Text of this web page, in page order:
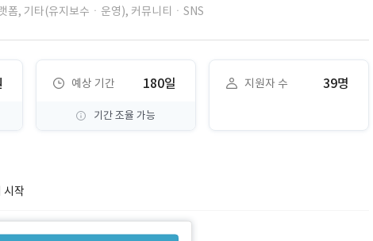
폼, 기타(유지보수ㆍ운영), 커뮤니티ㆍSNS
예상 기간 180일
기간 조율 가능
지원자 수 39명
시작